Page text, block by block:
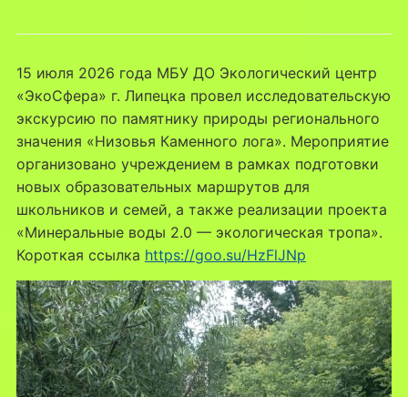
15 июля 2026 года МБУ ДО Экологический центр
«ЭкоСфера» г. Липецка провел исследовательскую
экскурсию по памятнику природы регионального
значения «Низовья Каменного лога». Мероприятие
организовано учреждением в рамках подготовки
новых образовательных маршрутов для
школьников и семей, а также реализации проекта
«Минеральные воды 2.0 — экологическая тропа».
Короткая ссылка https://goo.su/HzFlJNp